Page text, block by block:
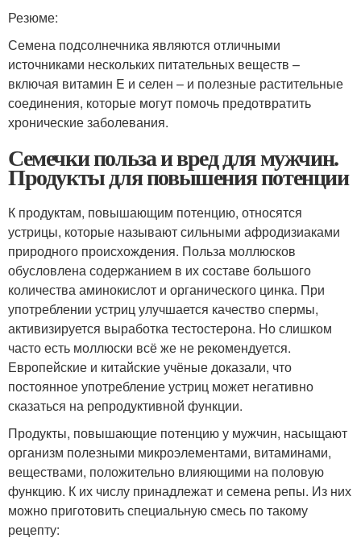
Резюме:
Семена подсолнечника являются отличными
источниками нескольких питательных веществ –
включая витамин E и селен – и полезные растительные
соединения, которые могут помочь предотвратить
хронические заболевания.
Семечки польза и вред для мужчин.
Продукты для повышения потенции
К продуктам, повышающим потенцию, относятся
устрицы, которые называют сильными афродизиаками
природного происхождения. Польза моллюсков
обусловлена содержанием в их составе большого
количества аминокислот и органического цинка. При
употреблении устриц улучшается качество спермы,
активизируется выработка тестостерона. Но слишком
часто есть моллюски всё же не рекомендуется.
Европейские и китайские учёные доказали, что
постоянное употребление устриц может негативно
сказаться на репродуктивной функции.
Продукты, повышающие потенцию у мужчин, насыщают
организм полезными микроэлементами, витаминами,
веществами, положительно влияющими на половую
функцию. К их числу принадлежат и семена репы. Из них
можно приготовить специальную смесь по такому
рецепту: